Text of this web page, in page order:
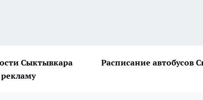
Сыктывкара
Расписание автобусов
рекламу